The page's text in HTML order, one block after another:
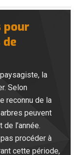
pour
la
Selon
reconnu de la
peuvent
l’année.
procéder à
cette période,